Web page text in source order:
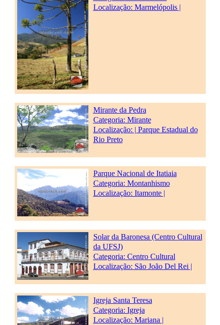
Localização: Marmelópolis |
Mirante da Pedra
Categoria: Mirante
Localização: | Parque Estadual do
Rio Preto
Parque Nacional de Itatiaia
Categoria: Montanhismo
Localização: Itamonte |
Solar da Baronesa (Centro Cultural
da UFSJ)
Categoria: Centro Cultural
Localização: São João Del Rei |
Igreja Santa Teresa
Categoria: Igreja
Localização: Mariana |